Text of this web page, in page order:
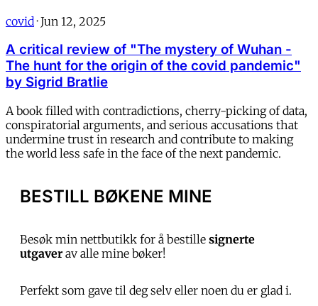
covid · Jun 12, 2025
A critical review of "The mystery of Wuhan -
The hunt for the origin of the covid pandemic"
by Sigrid Bratlie
A book filled with contradictions, cherry-picking of data,
conspiratorial arguments, and serious accusations that
undermine trust in research and contribute to making
the world less safe in the face of the next pandemic.
BESTILL BØKENE MINE
Besøk min nettbutikk for å bestille signerte
utgaverav alle mine bøker!
Perfekt som gave til deg selv eller noen du er glad i.